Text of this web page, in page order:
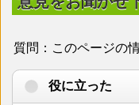
質問：このページの
役に立った